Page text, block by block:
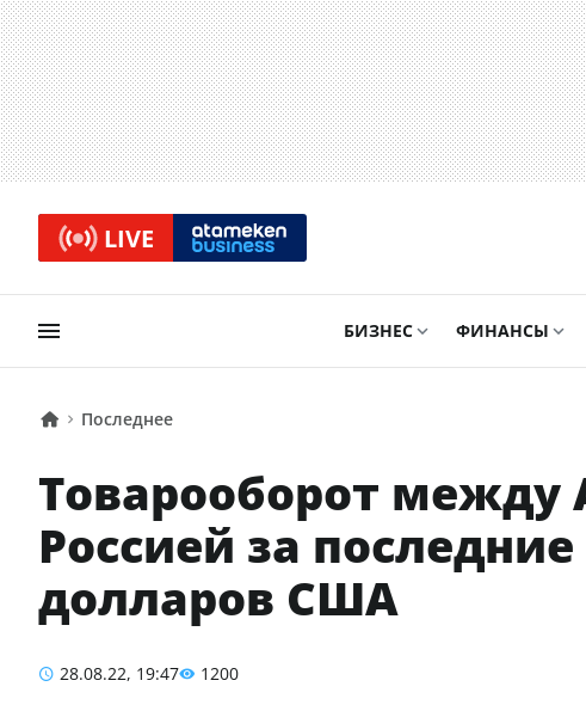
LIVE
БИЗНЕС ФИНАНСЫ
Последнее
Товарооборот между
Россией за
долларов США
28.08.22, 19:47 1200